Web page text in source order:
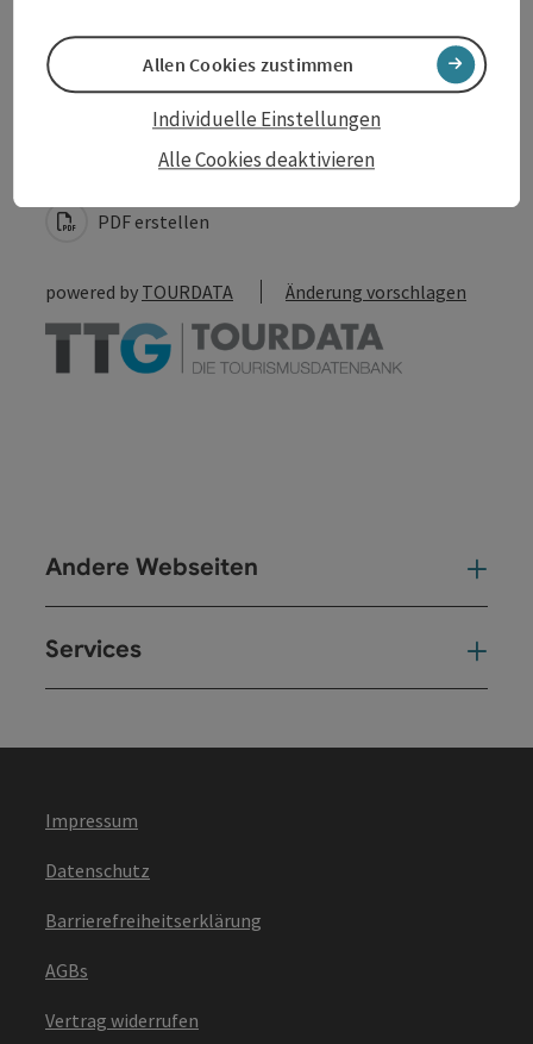
Beitrag merken
zum Merkzettel
PDF erstellen
Beitrag drucken
In der Nähe
powered by TOURDATA Änderung vorschlagen
Andere Webseiten
Services
Impressum
Datenschutz
Barrierefreiheitserklärung
AGBs
Vertrag widerrufen
Alle Cookies deaktivieren
Individuelle Einstellungen
Allen Cookies zustimmen